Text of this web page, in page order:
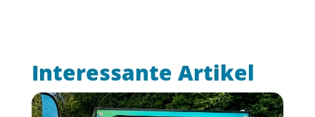
Interessante Artikel